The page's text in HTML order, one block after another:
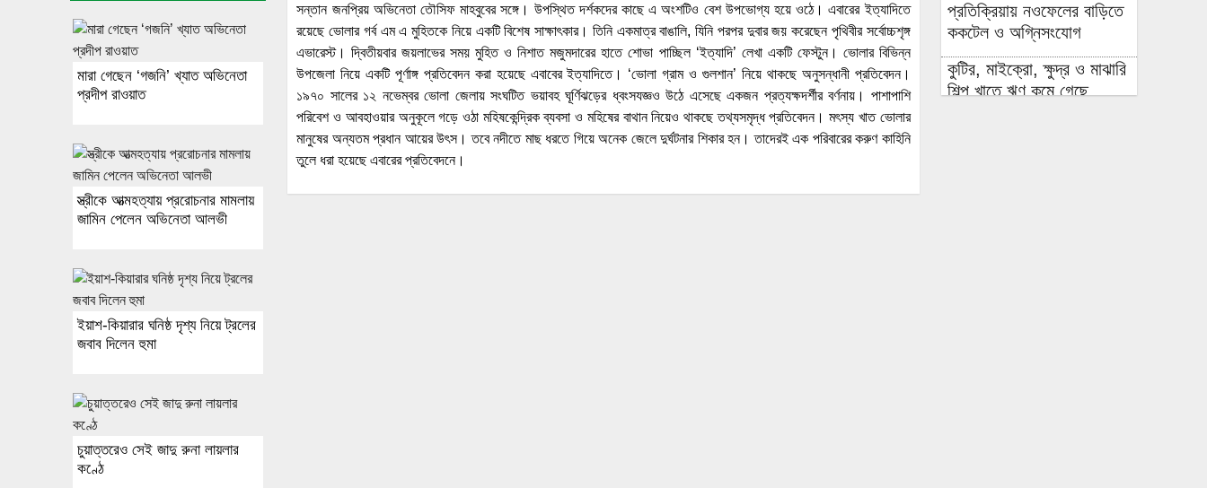
মারা গেছেন ‘গজনি’ খ্যাত অভিনেতা
প্রদীপ রাওয়াত
স্ত্রীকে আত্মহত্যায় প্ররোচনার মামলায়
জামিন পেলেন অভিনেতা আলভী
ইয়াশ-কিয়ারার ঘনিষ্ঠ দৃশ্য নিয়ে ট্রলের
জবাব দিলেন হুমা
চুয়াত্তরেও সেই জাদু রুনা লায়লার
কণ্ঠে
সন্তান জনপ্রিয় অভিনেতা তৌসিফ মাহবুবের সঙ্গে। উপস্থিত দর্শকদের কাছে এ অংশটিও বেশ উপভোগ্য হয়ে ওঠে। এবারের ইত্যাদিতে
রয়েছে ভোলার গর্ব এম এ মুহিতকে নিয়ে একটি বিশেষ সাক্ষাৎকার। তিনি একমাত্র বাঙালি, যিনি পরপর দুবার জয় করেছেন পৃথিবীর সর্বোচ্চশৃঙ্গ
এভারেস্ট। দ্বিতীয়বার জয়লাভের সময় মুহিত ও নিশাত মজুমদারের হাতে শোভা পাচ্ছিল ‘ইত্যাদি’ লেখা একটি ফেস্টুন। ভোলার বিভিন্ন
উপজেলা নিয়ে একটি পূর্ণাঙ্গ প্রতিবেদন করা হয়েছে এবাবের ইত্যাদিতে। ‘ভোলা গ্রাম ও গুলশান’ নিয়ে থাকছে অনুসন্ধানী প্রতিবেদন।
১৯৭০ সালের ১২ নভেম্বর ভোলা জেলায় সংঘটিত ভয়াবহ ঘূর্ণিঝড়ের ধ্বংসযজ্ঞও উঠে এসেছে একজন প্রত্যক্ষদর্শীর বর্ণনায়। পাশাপাশি
পরিবেশ ও আবহাওয়ার অনুকূলে গড়ে ওঠা মহিষকেন্দ্রিক ব্যবসা ও মহিষের বাথান নিয়েও থাকছে তথ্যসমৃদ্ধ প্রতিবেদন। মৎস্য খাত ভোলার
মানুষের অন্যতম প্রধান আয়ের উৎস। তবে নদীতে মাছ ধরতে গিয়ে অনেক জেলে দুর্ঘটনার শিকার হন। তাদেরই এক পরিবারের করুণ কাহিনি
তুলে ধরা হয়েছে এবারের প্রতিবেদনে।
প্রতিক্রিয়ায় নওফেলের বাড়িতে
ককটেল ও অগ্নিসংযোগ
কুটির, মাইক্রো, ক্ষুদ্র ও মাঝারি
শিল্প খাতে ঋণ কমে গেছে,